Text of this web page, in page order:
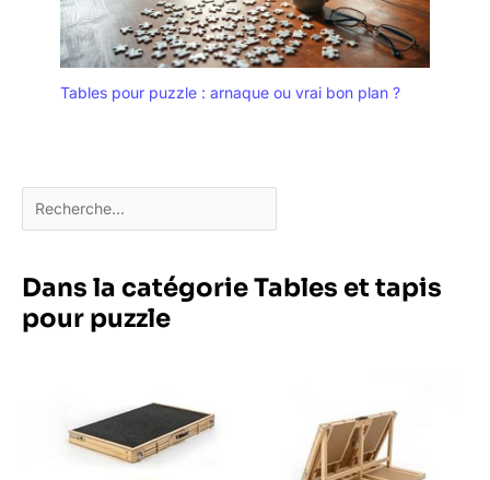
Tables pour puzzle : arnaque ou vrai bon plan ?
Dans la catégorie Tables et tapis
pour puzzle